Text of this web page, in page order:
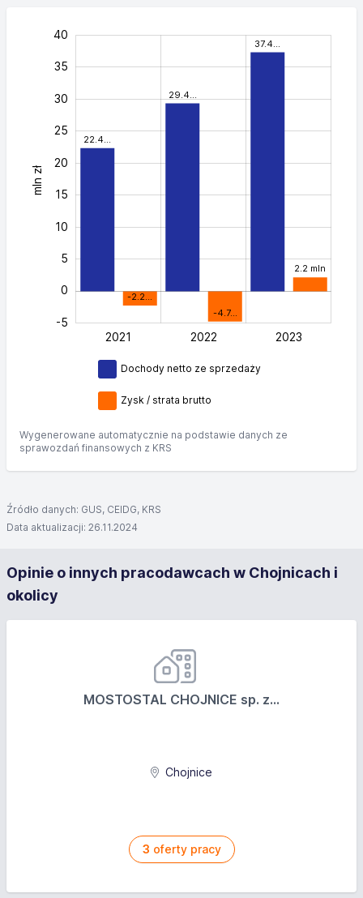
22.4…
29.4…
37.4…
-2.2…
-4.7…
2.2 mln
mln zł
-5
0
5
10
15
20
25
30
35
40
L
2021 2022 2023
Dochody netto ze sprzedaży
Zysk / strata brutto
Wygenerowane automatycznie na podstawie danych ze
sprawozdań finansowych z KRS
Źródło danych: GUS, CEIDG, KRS
Data aktualizacji: 26.11.2024
Opinie o innych pracodawcach w Chojnicach i
okolicy
MOSTOSTAL CHOJNICE sp. z...
Chojnice
3 oferty pracy